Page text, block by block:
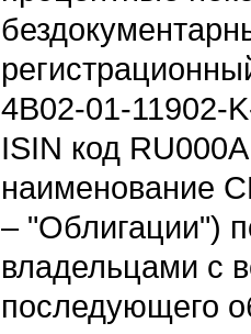
4B02-01-11902-
ISIN код
наименование
– "Облигации")
владельцами с
последующего